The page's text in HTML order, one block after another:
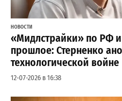
НОВОСТИ
«Мидлстрайки» по РФ и
прошлое: Стерненко
технологической войне
12-07-2026 в 16:38